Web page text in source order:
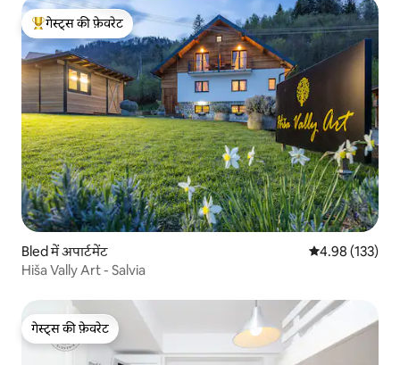
गेस्ट्स का टॉप फ़ेवरेट
गेस्ट्स की फ़ेवरेट
Bled में अपार्टमेंट औसत रेटिंग 5 में से
4.98 (133)
Hiša Vally Art - Salvia
गेस्ट्स की फ़ेवरेट
गेस्ट्स की फ़ेवरेट